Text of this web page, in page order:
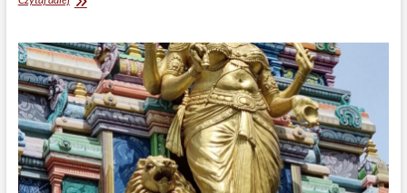
królowej
Elżbiety
II